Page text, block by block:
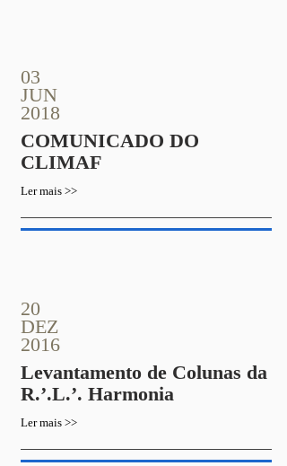
03
JUN
2018
COMUNICADO DO
CLIMAF
Ler mais >>
20
DEZ
2016
Levantamento de Colunas da
R.’.L.’. Harmonia
Ler mais >>